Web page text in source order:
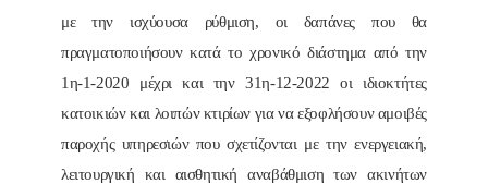
με την ισχύουσα ρύθμιση, οι δαπάνες που θα
πραγματοποιήσουν κατά το χρονικό διάστημα από την
1η-1-2020 μέχρι και την 31η-12-2022 οι ιδιοκτήτες
κατοικιών και λοιπών κτιρίων για να εξοφλήσουν αμοιβές
παροχής υπηρεσιών που σχετίζονται με την ενεργειακή,
λειτουργική και αισθητική αναβάθμιση των ακινήτων